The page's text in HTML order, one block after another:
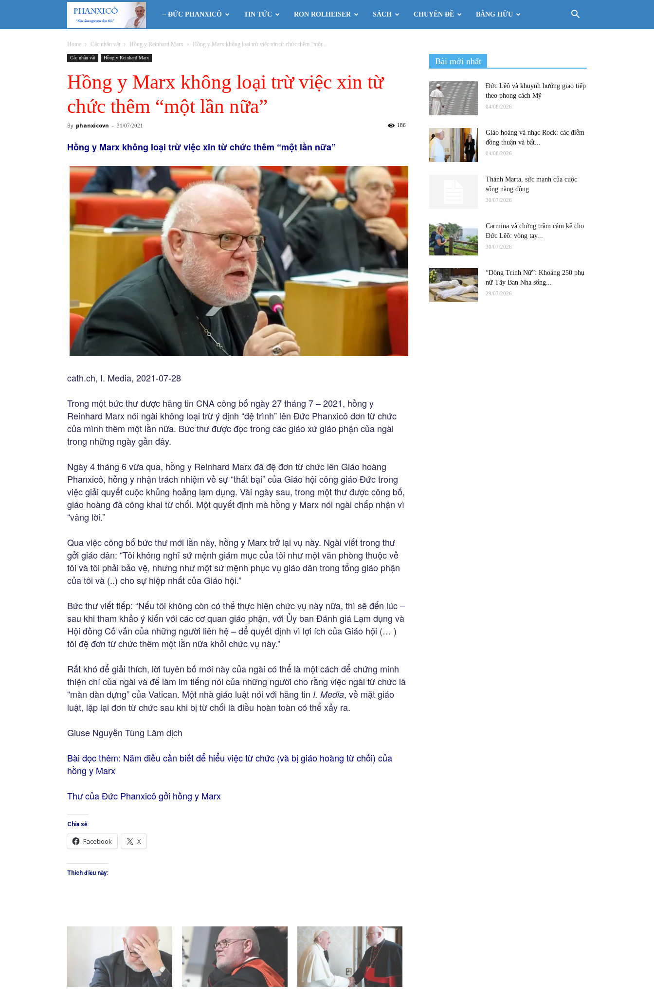
Phanxicô
– ĐỨC PHANXICÔ TIN TỨC RON ROLHEISER SÁCH CHUYÊN ĐỀ BẰNG HỮU
Home Các nhân vật Hồng y Reinhard Marx Hồng y Marx không loại trừ việc xin từ chức thêm “một...
Các nhân vật Hồng y Reinhard Marx
Hồng y Marx không loại trừ việc xin từ
chức thêm “một lần nữa”
By phanxicovn - 31/07/2021 186
Hồng y Marx không loại trừ việc xin từ chức thêm “một lần nữa”
cath.ch, I. Media, 2021-07-28
Trong một bức thư được hãng tin CNA công bố ngày 27 tháng 7 – 2021, hồng y
Reinhard Marx nói ngài không loại trừ ý định “đệ trình” lên Đức Phanxicô đơn từ chức
của mình thêm một lần nữa. Bức thư được đọc trong các giáo xứ giáo phận của ngài
trong những ngày gần đây.
Ngày 4 tháng 6 vừa qua, hồng y Reinhard Marx đã đệ đơn từ chức lên Giáo hoàng
Phanxicô, hồng y nhận trách nhiệm về sự “thất bại” của Giáo hội công giáo Đức trong
việc giải quyết cuộc khủng hoảng lạm dụng. Vài ngày sau, trong một thư được công bố,
giáo hoàng đã công khai từ chối. Một quyết định mà hồng y Marx nói ngài chấp nhận vì
“vâng lời.”
Qua việc công bố bức thư mới lần này, hồng y Marx trở lại vụ này. Ngài viết trong thư
gởi giáo dân: “Tôi không nghĩ sứ mệnh giám mục của tôi như một văn phòng thuộc về
tôi và tôi phải bảo vệ, nhưng như một sứ mệnh phục vụ giáo dân trong tổng giáo phận
của tôi và (..) cho sự hiệp nhất của Giáo hội.”
Bức thư viết tiếp: “Nếu tôi không còn có thể thực hiện chức vụ này nữa, thì sẽ đến lúc –
sau khi tham khảo ý kiến với các cơ quan giáo phận, với Ủy ban Đánh giá Lạm dụng và
Hội đồng Cố vấn của những người liên hệ – để quyết định vì lợi ích của Giáo hội (… )
tôi đệ đơn từ chức thêm một lần nữa khỏi chức vụ này.”
Rất khó để giải thích, lời tuyên bố mới này của ngài có thể là một cách để chứng minh
thiện chí của ngài và để làm im tiếng nói của những người cho rằng việc ngài từ chức là
“màn dàn dựng” của Vatican. Một nhà giáo luật nói với hãng tin I. Media, về mặt giáo
luật, lặp lại đơn từ chức sau khi bị từ chối là điều hoàn toàn có thể xảy ra.
Giuse Nguyễn Tùng Lâm dịch
Bài đọc thêm: Năm điều cần biết để hiểu việc từ chức (và bị giáo hoàng từ chối) của
hồng y Marx
Thư của Đức Phanxicô gởi hồng y Marx
Chia sẻ:
Facebook X
Thích điều này:
Bài mới nhất
Đức Lêô và khuynh hướng giao tiếp
theo phong cách Mỹ
04/08/2026
Giáo hoàng và nhạc Rock: các điểm
đồng thuận và bất...
04/08/2026
Thánh Marta, sức mạnh của cuộc
sống năng động
30/07/2026
Carmina và chứng trầm cảm kể cho
Đức Lêô: vòng tay...
30/07/2026
“Dòng Trinh Nữ”: Khoảng 250 phụ
nữ Tây Ban Nha sống...
29/07/2026